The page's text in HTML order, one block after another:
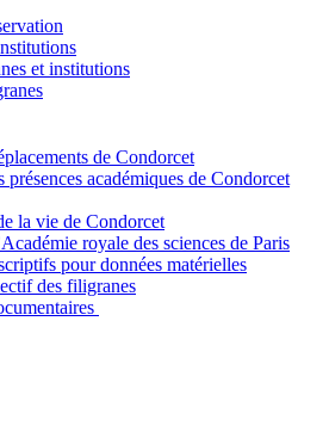
et institutions
de Condorcet
présences académiques de Condorcet
la vie de Condorcet
royale des sciences de Paris
pour données matérielles
des filigranes